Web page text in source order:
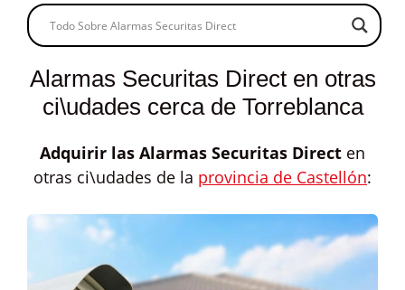
Alarmas Securitas Direct en otras
ci\udades cerca de Torreblanca
Adquirir las Alarmas Securitas Direct en
otras ci\udades de la provincia de Castellón: